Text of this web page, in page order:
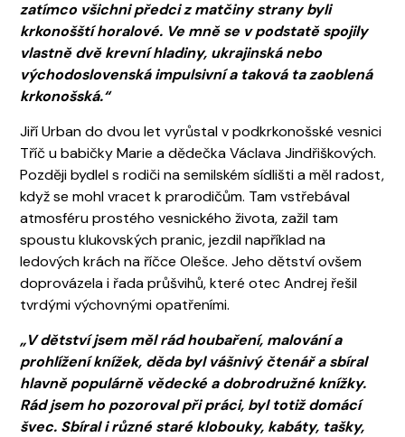
zatímco všichni předci z matčiny strany byli
krkonošští horalové. Ve mně se v podstatě spojily
vlastně dvě krevní hladiny, ukrajinská nebo
východoslovenská impulsivní a taková ta zaoblená
krkonošská.“
Jiří Urban do dvou let vyrůstal v podkrkonošské vesnici
Tříč u babičky Marie a dědečka Václava Jindřiškových.
Později bydlel s rodiči na semilském sídlišti a měl radost,
když se mohl vracet k prarodičům. Tam vstřebával
atmosféru prostého vesnického života, zažil tam
spoustu klukovských pranic, jezdil například na
ledových krách na říčce Olešce. Jeho dětství ovšem
doprovázela i řada průšvihů, které otec Andrej řešil
tvrdými výchovnými opatřeními.
„V dětství jsem měl rád houbaření, malování a
prohlížení knížek, děda byl vášnivý čtenář a sbíral
hlavně populárně vědecké a dobrodružné knížky.
Rád jsem ho pozoroval při práci, byl totiž domácí
švec. Sbíral i různé staré klobouky, kabáty, tašky,